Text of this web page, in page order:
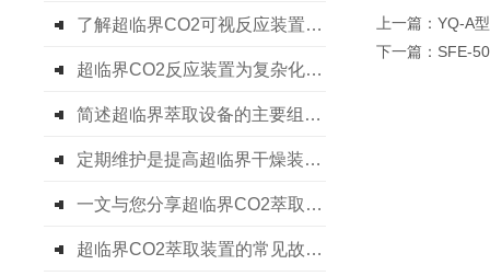
了解超临界CO2可视反应装置各组成部件功能特点才能更好的使用它
超临界CO2反应装置为复杂化学反应提供了温和且可控的条件
简述超临界萃取设备的主要组成部分功能特点
定期维护是提高超临界干燥装置实验结果准确性的关键
一文与您分享超临界CO2萃取设备的定期维护保养方法
超临界CO2萃取装置的常见故障相应解决方法分享
上一篇： YQ-A
下一篇： SFE-